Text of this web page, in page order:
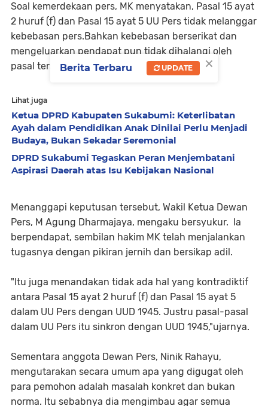
Soal kemerdekaan pers, MK menyatakan, Pasal 15 ayat
2 huruf (f) dan Pasal 15 ayat 5 UU Pers tidak melanggar
kebebasan pers.Bahkan kebebasan berserikat dan
mengeluarkan pendapat pun tidak dihalangi oleh
pasal tersebut.
Lihat juga
Ketua DPRD Kabupaten Sukabumi: Keterlibatan
Ayah dalam Pendidikan Anak Dinilai Perlu Menjadi
Budaya, Bukan Sekadar Seremonial
DPRD Sukabumi Tegaskan Peran Menjembatani
Aspirasi Daerah atas Isu Kebijakan Nasional
Menanggapi keputusan tersebut, Wakil Ketua Dewan
Pers, M Agung Dharmajaya, mengaku bersyukur. Ia
berpendapat, sembilan hakim MK telah menjalankan
tugasnya dengan pikiran jernih dan bersikap adil.
"Itu juga menandakan tidak ada hal yang kontradiktif
antara Pasal 15 ayat 2 huruf (f) dan Pasal 15 ayat 5
dalam UU Pers dengan UUD 1945. Justru pasal-pasal
dalam UU Pers itu sinkron dengan UUD 1945,"ujarnya.
Sementara anggota Dewan Pers, Ninik Rahayu,
mengutarakan secara umum apa yang digugat oleh
para pemohon adalah masalah konkret dan bukan
norma. Itu sebabnya dia mengimbau agar semua
×
Berita Terbaru UPDATE